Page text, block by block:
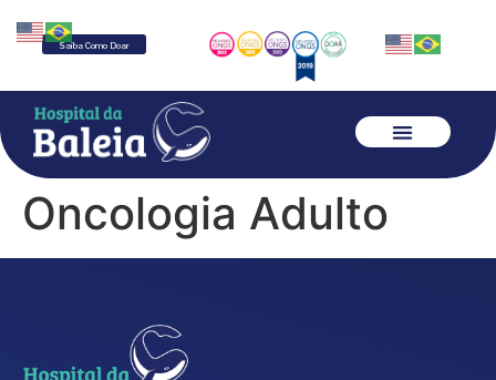
Saiba Como Doar
Oncologia Adulto